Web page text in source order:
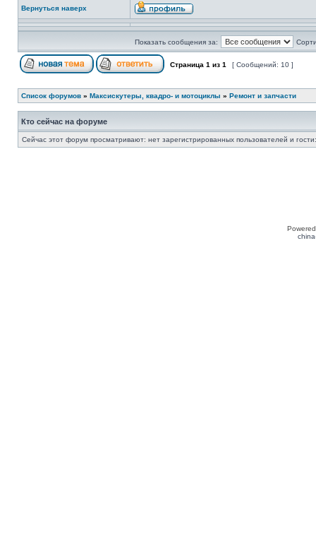
Вернуться наверх
Показать сообщения за:
Страница 1 из 1 [ Сообщений: 10 ]
Список форумов » Максискутеры, квадро- и мотоциклы » Ремонт и запчасти
Кто сейчас на форуме
Сейчас этот форум просматривают: нет зарегистрированных пользователей и